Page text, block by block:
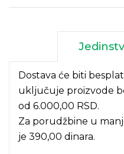
Dostava će biti
uključuje proizvode
od 6.000,00 RSD.
Za porudžbine u
je 390,00 dinara.